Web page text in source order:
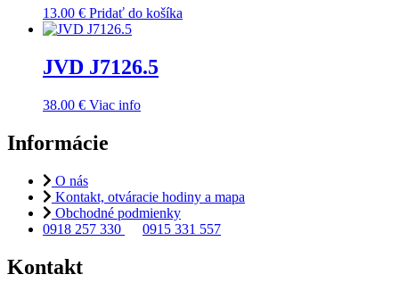
13.00 € Pridať do košíka
JVD J7126.5
38.00 € Viac info
Informácie
O nás
Kontakt, otváracie hodiny a mapa
Obchodné podmienky
0918 257 330
0915 331 557
Kontakt